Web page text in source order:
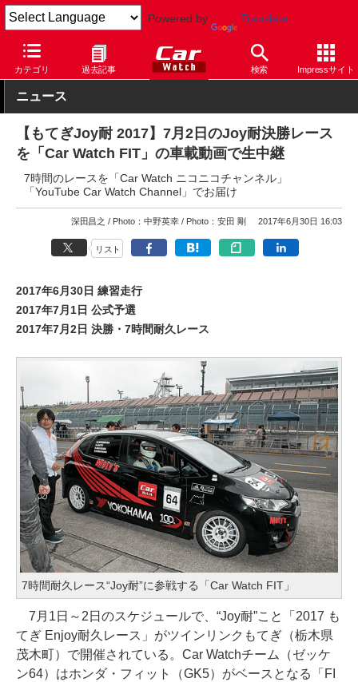
Powered by Translate
カテゴリ 過去記事 検索 Impressサイト
Car Watch モータースポーツ サーキット ツインリンクもてぎ
ニュース
【もてぎJoy耐 2017】7月2日のJoy耐決勝レース
を「Car Watch FIT」の車載動画で生中継
7時間のレースを「Car Watch ニコニコチャンネル」
「YouTube Car Watch Channel」でお届け
深田昌之 Photo：中野英幸 Photo：安田 剛 2017年6月30日 16:03
リスト
2017年6月30日 練習走行
2017年7月1日 公式予選
2017年7月2日 決勝・7時間耐久レース
7時間耐久レース“Joy耐”に参戦する「Car Watch FIT」
7月1日～2日のスケジュールで、“Joy耐”こと「2017 も
てぎ Enjoy耐久レース」がツインリンクもてぎ（栃木県
茂木町）で開催されている。Car Watchチーム（ゼッケ
ン64）はホンダ・フィット（GK5）がベースとなる「FI